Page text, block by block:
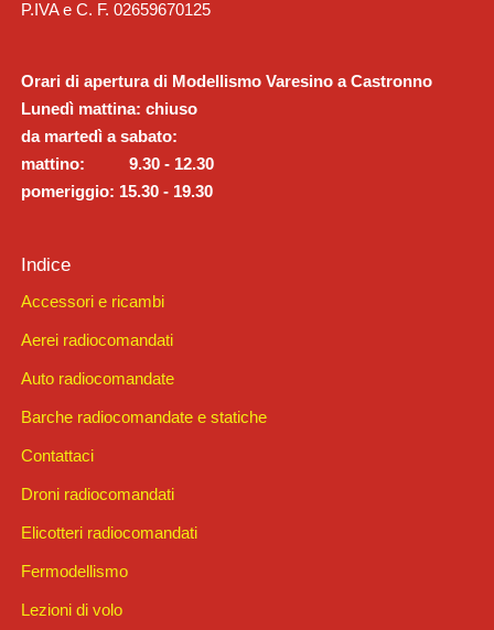
P.IVA e C. F. 02659670125
Orari di apertura di Modellismo Varesino a Castronno
Lunedì mattina: chiuso
da martedì a sabato:
mattino: 9.30 - 12.30
pomeriggio: 15.30 - 19.30
Indice
Accessori e ricambi
Aerei radiocomandati
Auto radiocomandate
Barche radiocomandate e statiche
Contattaci
Droni radiocomandati
Elicotteri radiocomandati
Fermodellismo
Lezioni di volo